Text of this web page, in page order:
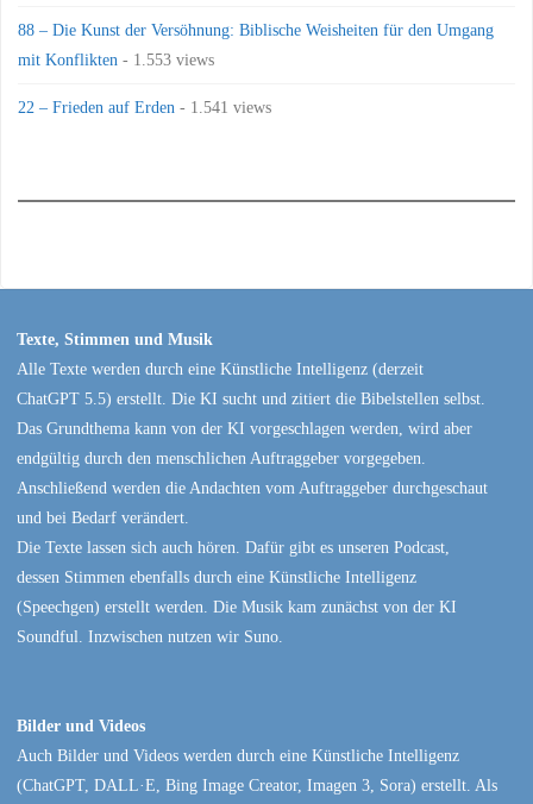
88 – Die Kunst der Versöhnung: Biblische Weisheiten für den Umgang
mit Konflikten - 1.553 views
22 – Frieden auf Erden - 1.541 views
Texte, Stimmen und Musik
Alle Texte werden durch eine Künstliche Intelligenz (derzeit
ChatGPT 5.5) erstellt. Die KI sucht und zitiert die Bibelstellen selbst.
Das Grundthema kann von der KI vorgeschlagen werden, wird aber
endgültig durch den menschlichen Auftraggeber vorgegeben.
Anschließend werden die Andachten vom Auftraggeber durchgeschaut
und bei Bedarf verändert.
Die Texte lassen sich auch hören. Dafür gibt es unseren Podcast,
dessen Stimmen ebenfalls durch eine Künstliche Intelligenz
(Speechgen) erstellt werden. Die Musik kam zunächst von der KI
Soundful. Inzwischen nutzen wir Suno.
Bilder und Videos
Auch Bilder und Videos werden durch eine Künstliche Intelligenz
(ChatGPT, DALL·E, Bing Image Creator, Imagen 3, Sora) erstellt. Als